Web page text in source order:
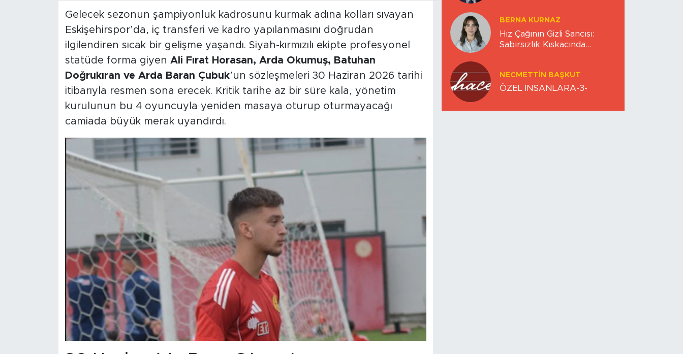
Gelecek sezonun şampiyonluk kadrosunu kurmak adına kolları sıvayan
Eskişehirspor’da, iç transferi ve kadro yapılanmasını doğrudan
ilgilendiren sıcak bir gelişme yaşandı. Siyah-kırmızılı ekipte profesyonel
statüde forma giyen Ali Fırat Horasan, Arda Okumuş, Batuhan
Doğrukıran ve Arda Baran Çubuk’un sözleşmeleri 30 Haziran 2026 tarihi
itibarıyla resmen sona erecek. Kritik tarihe az bir süre kala, yönetim
kurulunun bu 4 oyuncuyla yeniden masaya oturup oturmayacağı
camiada büyük merak uyandırdı.
BERNA KURNAZ
Hız Çağının Gizli Sancısı:
Sabırsızlık Kıskacında
NECMETTIN BAŞKUT
ÖZEL İNSANLARA-3-